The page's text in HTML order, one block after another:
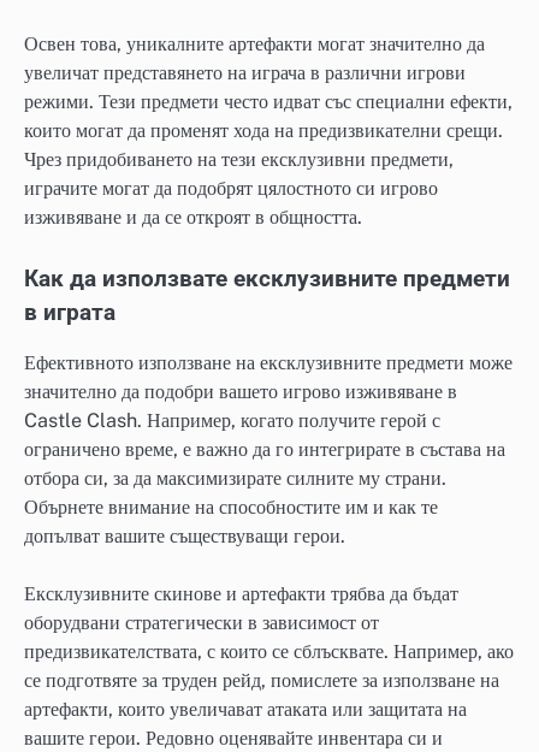
Освен това, уникалните артефакти могат значително да
увеличат представянето на играча в различни игрови
режими. Тези предмети често идват със специални ефекти,
които могат да променят хода на предизвикателни срещи.
Чрез придобиването на тези ексклузивни предмети,
играчите могат да подобрят цялостното си игрово
изживяване и да се откроят в общността.
Как да използвате ексклузивните предмети
в играта
Ефективното използване на ексклузивните предмети може
значително да подобри вашето игрово изживяване в
Castle Clash. Например, когато получите герой с
ограничено време, е важно да го интегрирате в състава на
отбора си, за да максимизирате силните му страни.
Обърнете внимание на способностите им и как те
допълват вашите съществуващи герои.
Ексклузивните скинове и артефакти трябва да бъдат
оборудвани стратегически в зависимост от
предизвикателствата, с които се сблъсквате. Например, ако
се подготвяте за труден рейд, помислете за използване на
артефакти, които увеличават атаката или защитата на
вашите герои. Редовно оценявайте инвентара си и